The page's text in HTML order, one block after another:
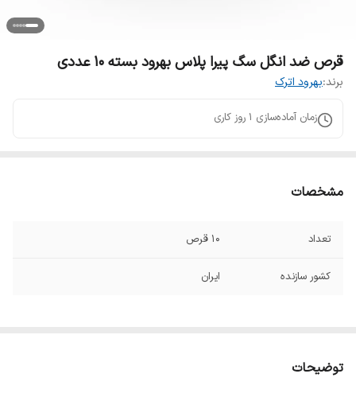
قرص ضد انگل سگ پیرا پلاس بهرود بسته 10 عددی
برند:بهرود اترک
زمان آماده‌سازی 1 روز کاری
مشخصات
تعداد ۱۰ قرص
کشور سازنده ایران
توضیحات